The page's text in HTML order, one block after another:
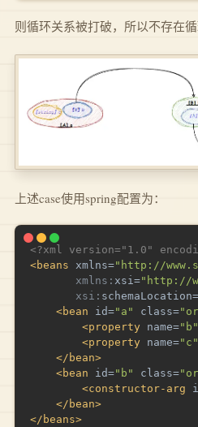
则循环关系被打破，所以不存在
上述case使用spring配置为：
<?xml version="1.0"
<beans xmlns=" http://
xmlns: xsi=" http://
xsi: schemaLocation=
<bean id=" a " class="
<property name=" b "
<property name=" c "
</ bean>
<bean id=" b " class="
<constructor-arg
</ bean>
</ beans>